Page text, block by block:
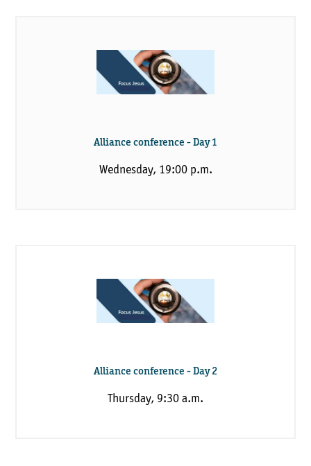
Alliance conference - Day 1
Wednesday, 19:00 p.m.
Alliance conference - Day 2
Thursday, 9:30 a.m.